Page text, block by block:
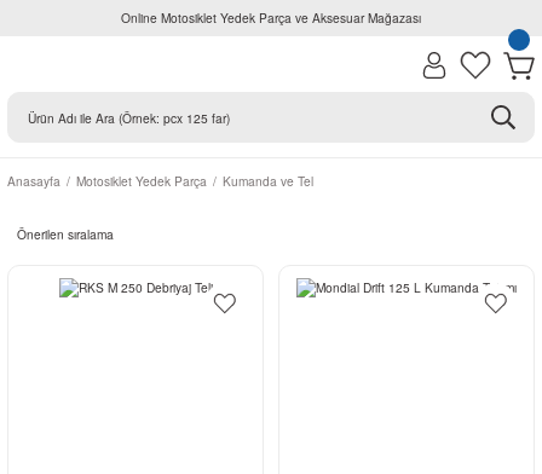
Online Motosiklet Yedek Parça ve Aksesuar Mağazası
Anasayfa Motosiklet Yedek Parça Kumanda ve Tel